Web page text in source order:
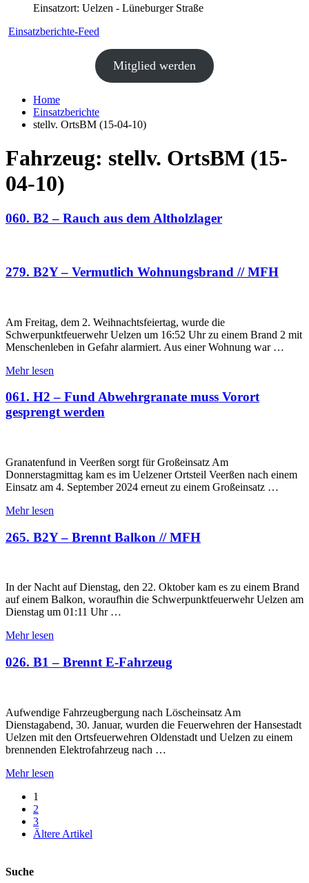
Einsatzort: Uelzen - Lüneburger Straße
Einsatzberichte-Feed
Mitglied werden
Home
Einsatzberichte
stellv. OrtsBM (15-04-10)
Fahrzeug: stellv. OrtsBM (15-
04-10)
060. B2 – Rauch aus dem Altholzlager
279. B2Y – Vermutlich Wohnungsbrand // MFH
Am Freitag, dem 2. Weihnachtsfeiertag, wurde die
Schwerpunktfeuerwehr Uelzen um 16:52 Uhr zu einem Brand 2 mit
Menschenleben in Gefahr alarmiert. Aus einer Wohnung war …
Mehr lesen
061. H2 – Fund Abwehrgranate muss Vorort
gesprengt werden
Granatenfund in Veerßen sorgt für Großeinsatz Am
Donnerstagmittag kam es im Uelzener Ortsteil Veerßen nach einem
Einsatz am 4. September 2024 erneut zu einem Großeinsatz …
Mehr lesen
265. B2Y – Brennt Balkon // MFH
In der Nacht auf Dienstag, den 22. Oktober kam es zu einem Brand
auf einem Balkon, woraufhin die Schwerpunktfeuerwehr Uelzen am
Dienstag um 01:11 Uhr …
Mehr lesen
026. B1 – Brennt E-Fahrzeug
Aufwendige Fahrzeugbergung nach Löscheinsatz Am
Dienstagabend, 30. Januar, wurden die Feuerwehren der Hansestadt
Uelzen mit den Ortsfeuerwehren Oldenstadt und Uelzen zu einem
brennenden Elektrofahrzeug nach …
Mehr lesen
1
2
3
Ältere Artikel
Suche